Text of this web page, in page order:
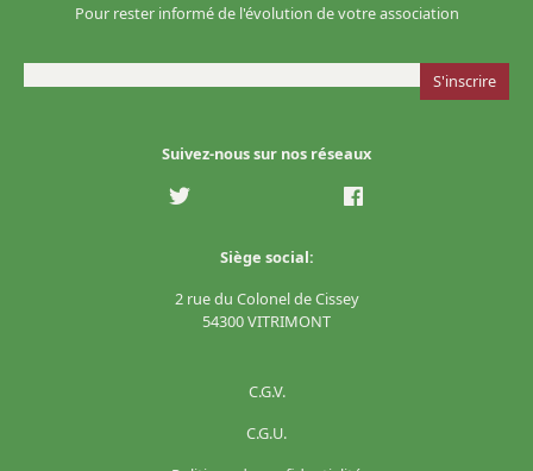
Suivez-nous sur nos réseaux
Siège social:
2 rue du Colonel de Cissey
54300 VITRIMONT
Pour rester informé de l'évolution de votre association
C.G.V.
C.G.U.